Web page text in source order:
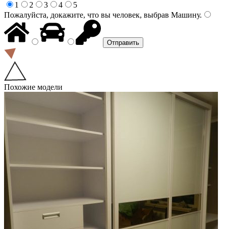
1
2 3 4
5
Пожалуйста, докажите, что вы человек, выбрав Машину.
Похожие модели